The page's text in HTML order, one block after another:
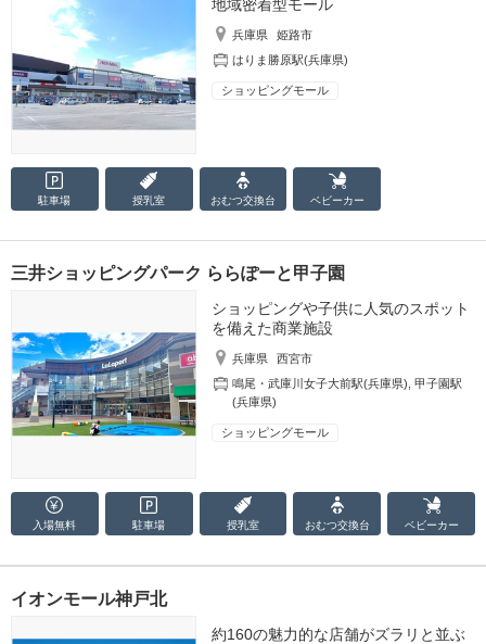
地域密着型モール
兵庫県
姫路市
はりま勝原駅(兵庫県)
ショッピングモール
駐車場 授乳室 おむつ交換台 ベビーカー
三井ショッピングパーク ららぽーと甲子園
ショッピングや子供に人気のスポット
を備えた商業施設
兵庫県
西宮市
鳴尾・武庫川女子大前駅(兵庫県) ,甲子園駅
(兵庫県)
ショッピングモール
入場無料 駐車場 授乳室 おむつ交換台 ベビーカー
イオンモール神戸北
約160の魅力的な店舗がズラリと並ぶ